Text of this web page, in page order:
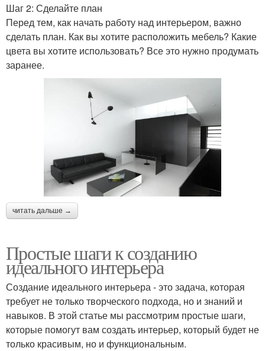
Шаг 2: Сделайте план
Перед тем, как начать работу над интерьером, важно
сделать план. Как вы хотите расположить мебель? Какие
цвета вы хотите использовать? Все это нужно продумать
заранее.
читать дальше →
Простые шаги к созданию
идеального интерьера
Создание идеального интерьера - это задача, которая
требует не только творческого подхода, но и знаний и
навыков. В этой статье мы рассмотрим простые шаги,
которые помогут вам создать интерьер, который будет не
только красивым, но и функциональным.